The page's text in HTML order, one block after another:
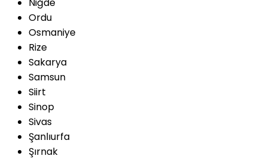
Ordu
Osmaniye
Rize
Sakarya
Samsun
Siirt
Sinop
Sivas
Şanlıurfa
Şırnak